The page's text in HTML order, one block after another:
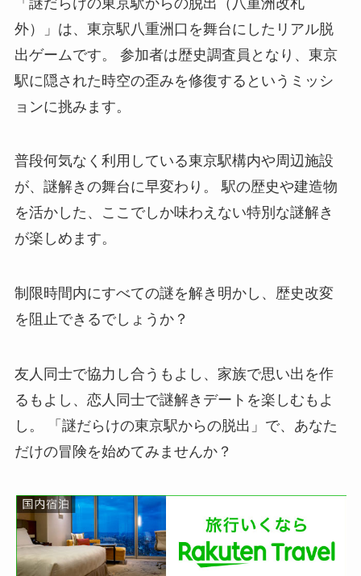
外）」は、東京駅八重洲口を舞台にしたリアル脱
出ゲームです。 参加者は歴史調査員となり、東京
駅に隠された時空の歪みを修復するというミッシ
ョンに挑みます。
普段何気なく利用している東京駅構内や周辺施設
が、謎解きの舞台に早変わり。 駅の歴史や建造物
を活かした、ここでしか味わえない特別な謎解き
が楽しめます。
制限時間内にすべての謎を解き明かし、歴史改変
を阻止できるでしょうか？
友人同士で協力し合うもよし、家族で思い出を作
るもよし、恋人同士で謎解きデートを楽しむもよ
し。 「謎だらけの東京駅からの脱出」で、あなた
だけの冒険を始めてみませんか？